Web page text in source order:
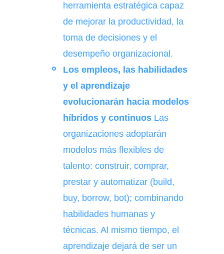
herramienta estratégica capaz
de mejorar la productividad, la
toma de decisiones y el
desempeño organizacional.
Los empleos, las habilidades
y el aprendizaje
evolucionarán hacia modelos
híbridos y continuos Las
organizaciones adoptarán
modelos más flexibles de
talento: construir, comprar,
prestar y automatizar (build,
buy, borrow, bot); combinando
habilidades humanas y
técnicas. Al mismo tiempo, el
aprendizaje dejará de ser un